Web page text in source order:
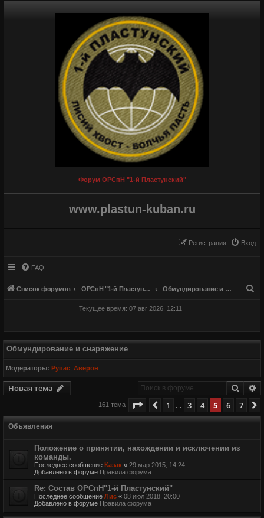
Форум ОРСпН "1-й Пластунский"
www.plastun-kuban.ru
Вход
Регистрация
FAQ
Список форумов ОРСпН "1-й Пластунский" Обмундирование и снаряжение
Текущее время: 07 авг 2026, 12:11
Обмундирование и снаряжение
Модераторы: Рупас ,Аверон
Новая тема Поиск
161 тема Страница из 7
Пред.
1 3 4 5 6 7
Объявления
Положение о принятии, нахождении и исключении из
команды.
Последнее сообщение Казак « 29 мар 2015, 14:24
Добавлено в форуме Правила форума
Re: Состав ОРСпН"1-й Пластунский"
Последнее сообщение Лис « 08 июл 2018, 20:00
Добавлено в форуме Правила форума